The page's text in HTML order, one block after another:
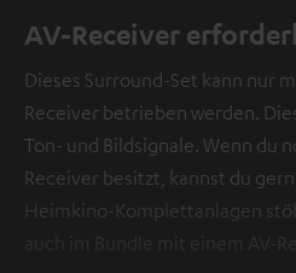
AV-Receiver
Dieses Surround-Set kann nur
Receiver betrieben werden.
Ton- und Bildsignale. Wenn du
Receiver besitzt, kannst du
Heimkino-Komplettanlagen